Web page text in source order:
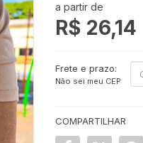
a partir de
R$ 26,14
Frete e prazo:
Não sei meu CEP
COMPARTILHAR